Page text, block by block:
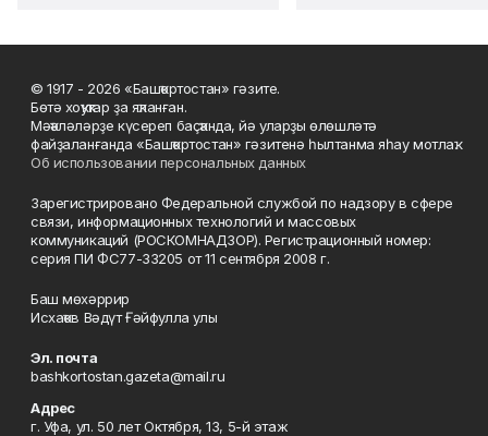
© 1917 - 2026 «Башҡортостан» гәзите.
Бөтә хоҡуҡтар ҙа яҡланған.
Мәҡәләләрҙе күсереп баҫҡанда, йә уларҙы өлөшләтә
файҙаланғанда «Башҡортостан» гәзитенә һылтанма яһау мотлаҡ.
Об использовании персональных данных
Зарегистрировано Федеральной службой по надзору в сфере
связи, информационных технологий и массовых
коммуникаций (РОСКОМНАДЗОР). Регистрационный номер:
серия ПИ ФС77-33205 от 11 сентября 2008 г.
Баш мөхәррир
Исхаҡов Вәдүт Ғәйфулла улы
Эл. почта
bashkortostan.gazeta@mail.ru
Адрес
г. Уфа, ул. 50 лет Октября, 13, 5-й этаж